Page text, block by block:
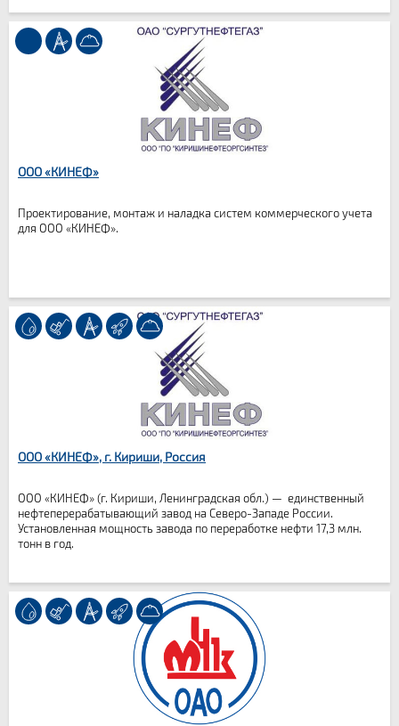
ООО «КИНЕФ»
Проектирование, монтаж и наладка систем коммерческого учета
для ООО «КИНЕФ».
ООО «КИНЕФ», г. Кириши, Россия
ООО «КИНЕФ» (г. Кириши, Ленинградская обл.) — единственный
нефтеперерабатывающий завод на Северо-Западе России.
Установленная мощность завода по переработке нефти 17,3 млн.
тонн в год.